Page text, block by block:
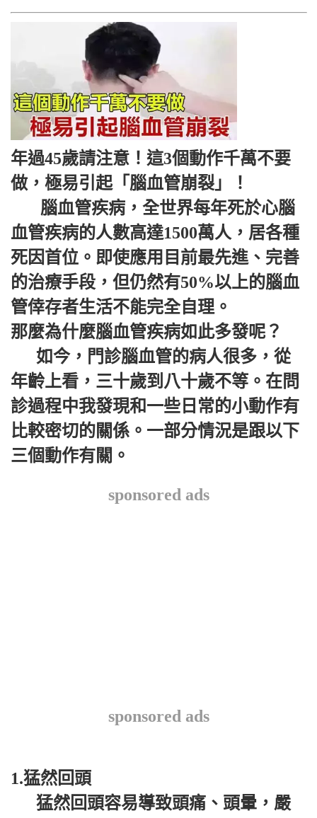
年過45歲請注意！這3個動作千萬不要
做，極易引起「腦血管崩裂」！
腦血管疾病，全世界每年死於心腦
血管疾病的人數高達1500萬人，居各種
死因首位。即使應用目前最先進、完善
的治療手段，但仍然有50%以上的腦血
管倖存者生活不能完全自理。
那麼為什麼腦血管疾病如此多發呢？
如今，門診腦血管的病人很多，從
年齡上看，三十歲到八十歲不等。在問
診過程中我發現和一些日常的小動作有
比較密切的關係。一部分情況是跟以下
三個動作有關。
sponsored ads
sponsored ads
1.猛然回頭
猛然回頭容易導致頭痛、頭暈，嚴